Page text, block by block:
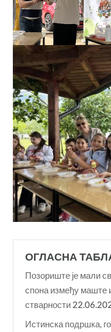
ОГЛАСНА
Позориште је мали
спона између маште
стварности
Истинска подршка,